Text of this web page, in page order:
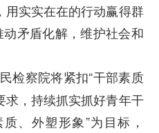
实实在在的行动赢得群
矛盾化解，维护社会和
检察院将紧扣“干部素质
求，持续抓实抓好青年干
、外塑形象”为目标，